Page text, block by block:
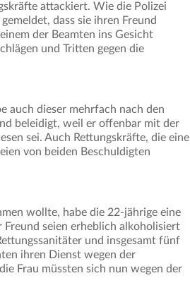
attackiert. Wie die Polizei
dass sie ihren Freund
der Beamten ins Gesicht
und Tritten gegen die
auch dieser mehrfach nach den
beleidigt, weil er offenbar mit der
sei. Auch Rettungskräfte, die eine
von beiden Beschuldigten
wollte, habe die 22-jährige eine
seien erheblich alkoholisiert
und insgesamt fünf
ihren Dienst wegen der
Frau müssten sich nun wegen der